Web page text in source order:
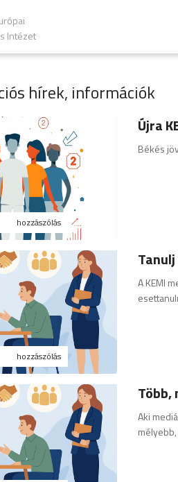
Intézet
hírek, információk
hozzászólás
Újra
Békés
hozzászólás
A KEMI
Több,
Aki